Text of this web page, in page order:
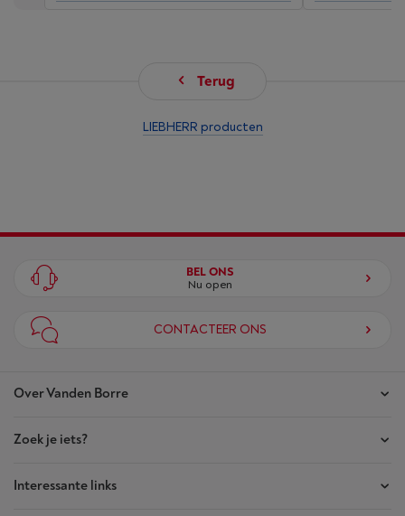
Terug
LIEBHERR producten
Over Vanden Borre
Onze winkels
Akte van Vertrouwen
Zoek je iets?
Je bestellingen
Interessante links
BEL ONS
Nu open
CONTACTEER ONS